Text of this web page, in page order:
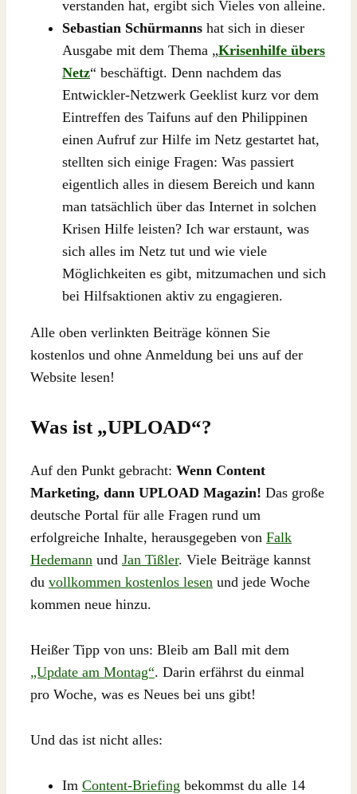
verstanden hat, ergibt sich Vieles von alleine.
Sebastian Schürmanns hat sich in dieser
Ausgabe mit dem Thema „Krisenhilfe übers
Netz“ beschäftigt. Denn nachdem das
Entwickler-Netzwerk Geeklist kurz vor dem
Eintreffen des Taifuns auf den Philippinen
einen Aufruf zur Hilfe im Netz gestartet hat,
stellten sich einige Fragen: Was passiert
eigentlich alles in diesem Bereich und kann
man tatsächlich über das Internet in solchen
Krisen Hilfe leisten? Ich war erstaunt, was
sich alles im Netz tut und wie viele
Möglichkeiten es gibt, mitzumachen und sich
bei Hilfsaktionen aktiv zu engagieren.
Alle oben verlinkten Beiträge können Sie
kostenlos und ohne Anmeldung bei uns auf der
Website lesen!
Was ist „UPLOAD“?
Auf den Punkt gebracht: Wenn Content
Marketing, dann UPLOAD Magazin! Das große
deutsche Portal für alle Fragen rund um
erfolgreiche Inhalte, herausgegeben von Falk
Hedemann und Jan Tißler. Viele Beiträge kannst
du vollkommen kostenlos lesen und jede Woche
kommen neue hinzu.
Heißer Tipp von uns: Bleib am Ball mit dem
„Update am Montag“. Darin erfährst du einmal
pro Woche, was es Neues bei uns gibt!
Und das ist nicht alles:
Im Content-Briefing bekommst du alle 14